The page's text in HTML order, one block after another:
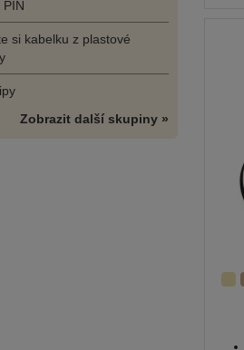
PIN
si kabelku z plastové
Zobrazit další skupiny »